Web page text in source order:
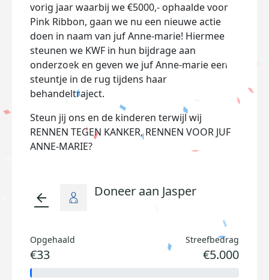
vorig jaar waarbij we €5000,- ophaalde voor
Pink Ribbon, gaan we nu een nieuwe actie
doen in naam van juf Anne-marie! Hiermee
steunen we KWF in hun bijdrage aan
onderzoek en geven we juf Anne-marie een
steuntje in de rug tijdens haar
behandeltraject.
Steun jij ons en de kinderen terwijl wij
RENNEN TEGEN KANKER, RENNEN VOOR JUF
ANNE-MARIE?
arrow_back Doneer aan Jasper
Opgehaald
€33
Streefbedrag
€5.000